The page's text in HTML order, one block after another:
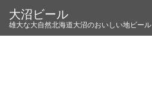
大沼ビール
雄大な大自然北海道大沼のおいしい地ビール